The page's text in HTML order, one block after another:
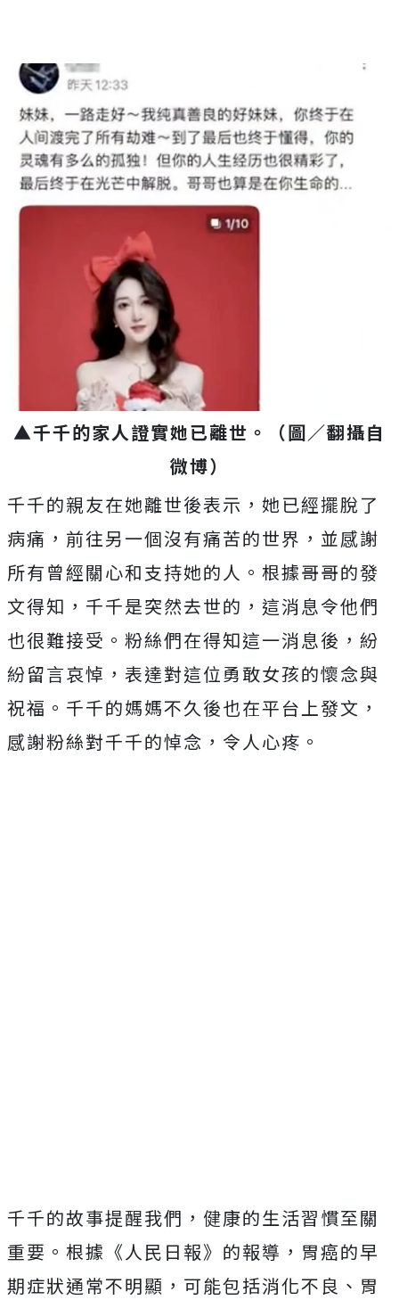
▲千千的家人證實她已離世。（圖／翻攝自
微博）
千千的親友在她離世後表示，她已經擺脫了
病痛，前往另一個沒有痛苦的世界，並感謝
所有曾經關心和支持她的人。根據哥哥的發
文得知，千千是突然去世的，這消息令他們
也很難接受。粉絲們在得知這一消息後，紛
紛留言哀悼，表達對這位勇敢女孩的懷念與
祝福。千千的媽媽不久後也在平台上發文，
感謝粉絲對千千的悼念，令人心疼。
千千的故事提醒我們，健康的生活習慣至關
重要。根據《人民日報》的報導，胃癌的早
期症狀通常不明顯，可能包括消化不良、胃